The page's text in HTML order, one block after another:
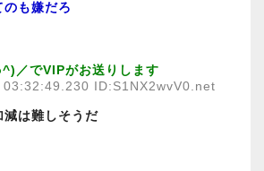
も嫌だろ
／でVIPがお送りします
ID:S1NX2wvV0.net
減は難しそうだ